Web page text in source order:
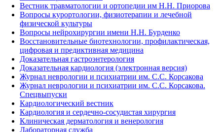
Вестник травматологии и ортопедии им Н.Н. Приорова
Вопросы курортологии, физиотерапии и лечебной
физической культуры
Вопросы нейрохирургии имени Н.Н. Бурденко
Восстановительные биотехнологии, профилактическая,
цифровая и предиктивная медицина
Доказательная гастроэнтерология
Доказательная кардиология (электронная версия)
Журнал неврологии и психиатрии им. С.С. Корсакова
Журнал неврологии и психиатрии им. С.С. Корсакова.
Спецвыпуски
Кардиологический вестник
Кардиология и сердечно-сосудистая хирургия
Клиническая дерматология и венерология
Лабораторная служба